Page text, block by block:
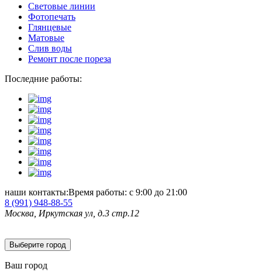
Световые линии
Фотопечать
Глянцевые
Матовые
Слив воды
Ремонт после пореза
Последние работы:
наши контакты:Время работы: с 9:00 до 21:00
8 (991) 948-88-55
Москва, Иркутская ул, д.3 стр.12
Выберите город
Ваш город